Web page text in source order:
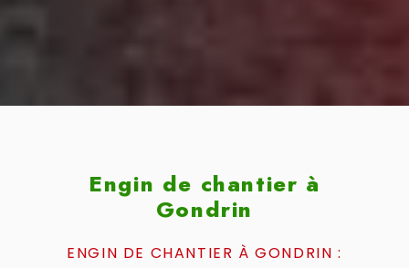
Engin de chantier à
Gondrin
ENGIN DE CHANTIER À GONDRIN :